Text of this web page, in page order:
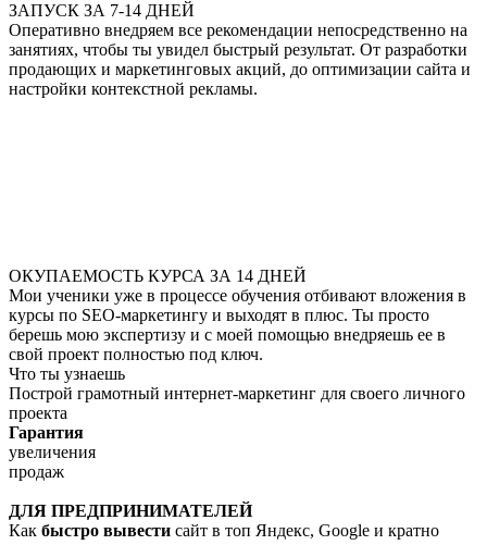
ЗАПУСК ЗА 7-14 ДНЕЙ
Оперативно внедряем все рекомендации непосредственно на
занятиях, чтобы ты увидел быстрый результат. От разработки
продающих и маркетинговых акций, до оптимизации сайта и
настройки контекстной рекламы.
ОКУПАЕМОСТЬ КУРСА ЗА 14 ДНЕЙ
Мои ученики уже в процессе обучения отбивают вложения в
курсы по SEO-маркетингу и выходят в плюс. Ты просто
берешь мою экспертизу и с моей помощью внедряешь ее в
свой проект полностью под ключ.
Что ты узнаешь
Построй грамотный интернет-маркетинг для своего личного
проекта
Гарантия
увеличения
продаж
ДЛЯ ПРЕДПРИНИМАТЕЛЕЙ
Как быстро вывести сайт в топ Яндекс, Google и кратно